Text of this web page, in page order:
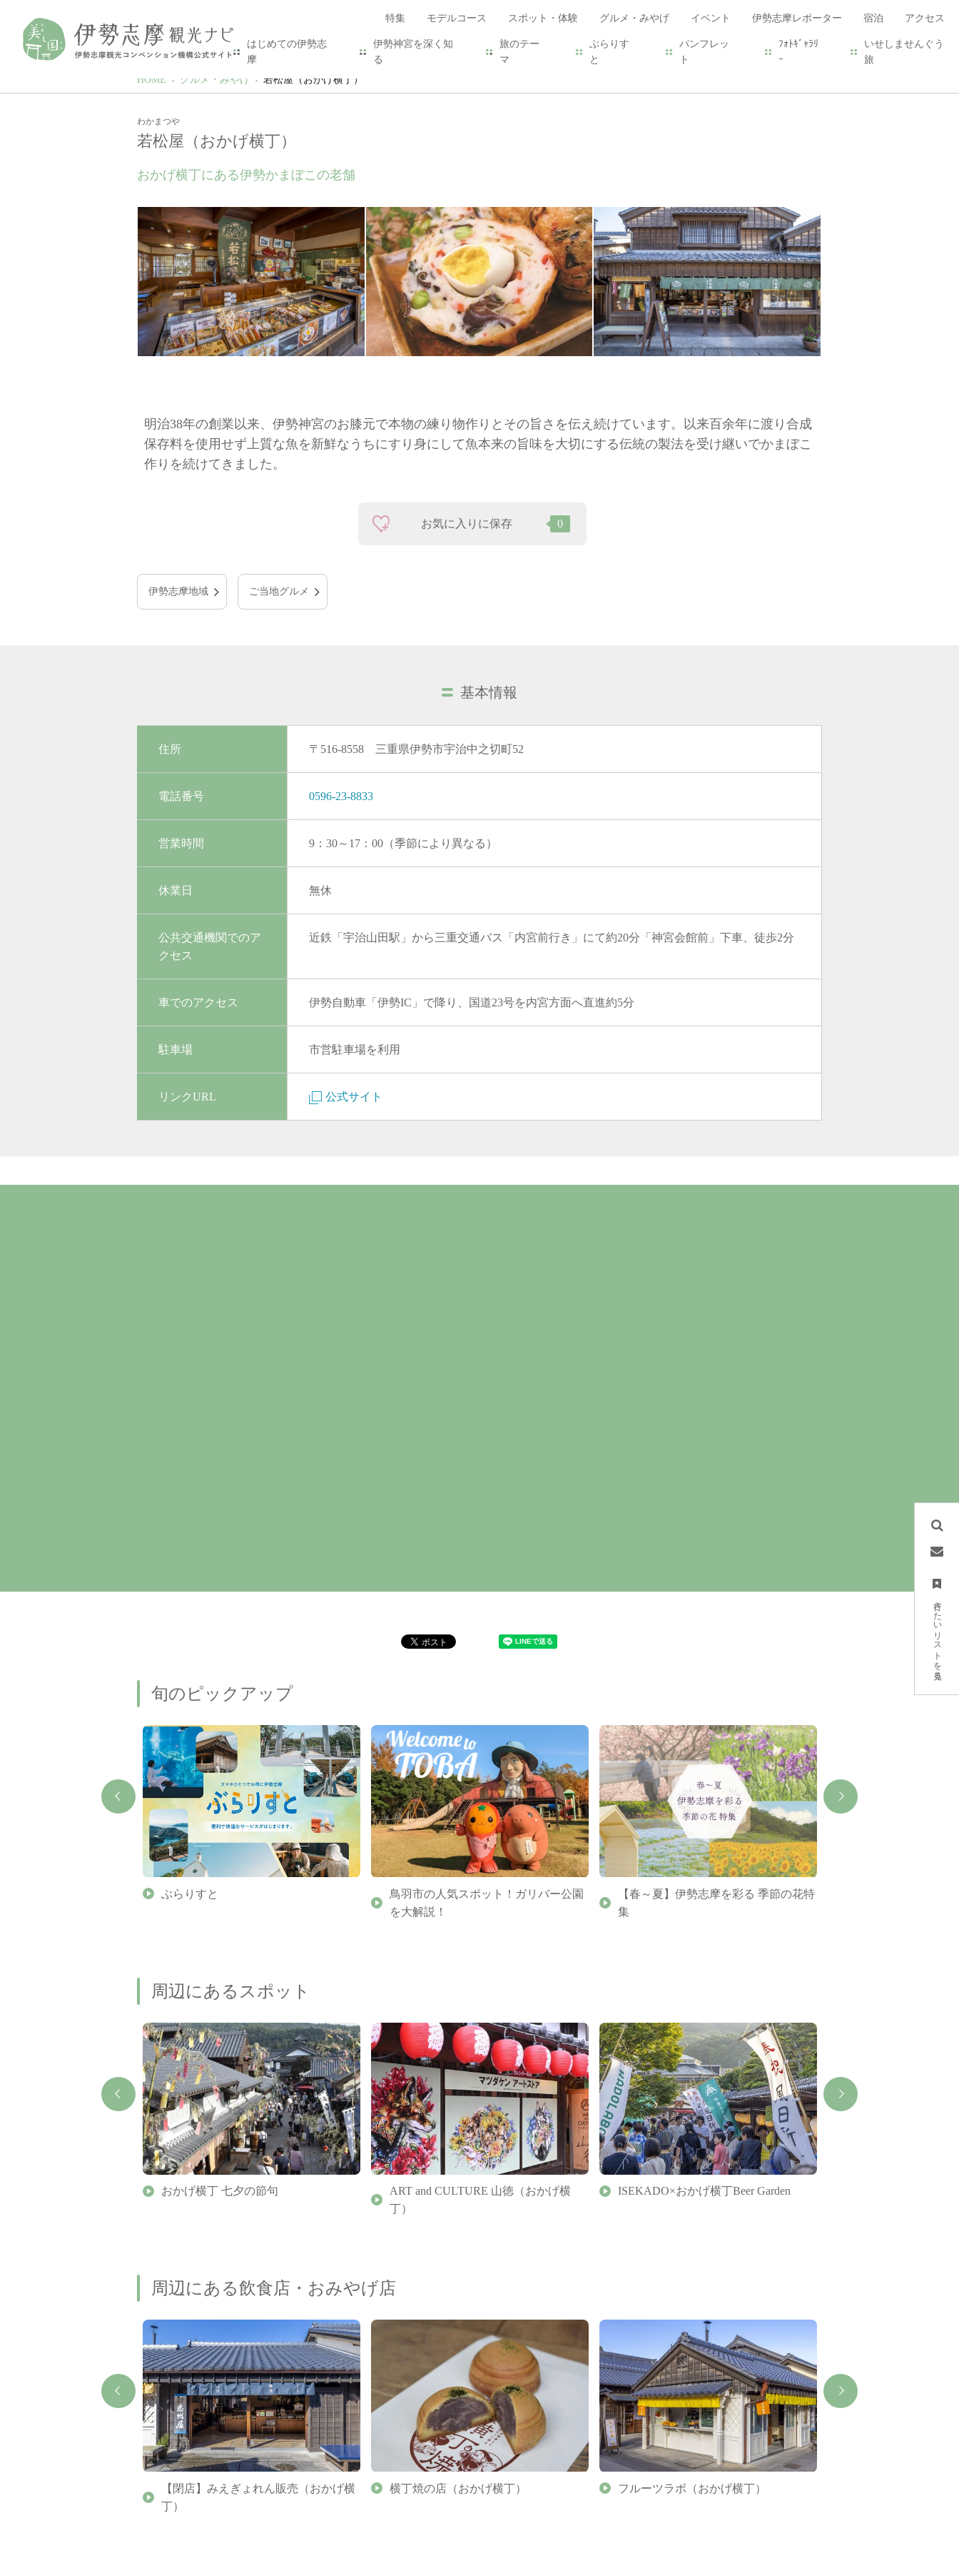
特集 モデルコース スポット・体験 グルメ・みやげ イベント 伊勢志摩レポーター 宿泊 アクセス
はじめての伊勢志
摩
伊勢神宮を深く知
る
旅のテー
マ
ぶらりす
と
パンフレッ
ト
ﾌｫﾄｷﾞｬﾗﾘ
ｰ
いせしませんぐう
旅
行きたいリストを見る
HOME グルメ・みやげ 若松屋（おかげ横丁）
わかまつや
若松屋（おかげ横丁）
おかげ横丁にある伊勢かまぼこの老舗
明治38年の創業以来、伊勢神宮のお膝元で本物の練り物作りとその旨さを伝え続けています。以来百余年に渡り合成
保存料を使用せず上質な魚を新鮮なうちにすり身にして魚本来の旨味を大切にする伝統の製法を受け継いでかまぼこ
作りを続けてきました。
お気に入りに保存 0
伊勢志摩地域 ご当地グルメ
基本情報
住所 〒516-8558 三重県伊勢市宇治中之切町52
電話番号 0596-23-8833
営業時間 9：30～17：00（季節により異なる）
休業日 無休
公共交通機関でのア
クセス
近鉄「宇治山田駅」から三重交通バス「内宮前行き」にて約20分「神宮会館前」下車、徒歩2分
車でのアクセス 伊勢自動車「伊勢IC」で降り、国道23号を内宮方面へ直進約5分
駐車場 市営駐車場を利用
リンクURL 公式サイト
旬のピックアップ
ぶらりすと
鳥羽市の人気スポット！ガリバー公園
を大解説！
【春～夏】伊勢志摩を彩る 季節の花特
集
周辺にあるスポット
おかげ横丁 七夕の節句
ART and CULTURE 山徳（おかげ横
丁）
ISEKADO×おかげ横丁Beer Garden
周辺にある飲食店・おみやげ店
【閉店】みえぎょれん販売（おかげ横
丁）
横丁焼の店（おかげ横丁） フルーツラボ（おかげ横丁）